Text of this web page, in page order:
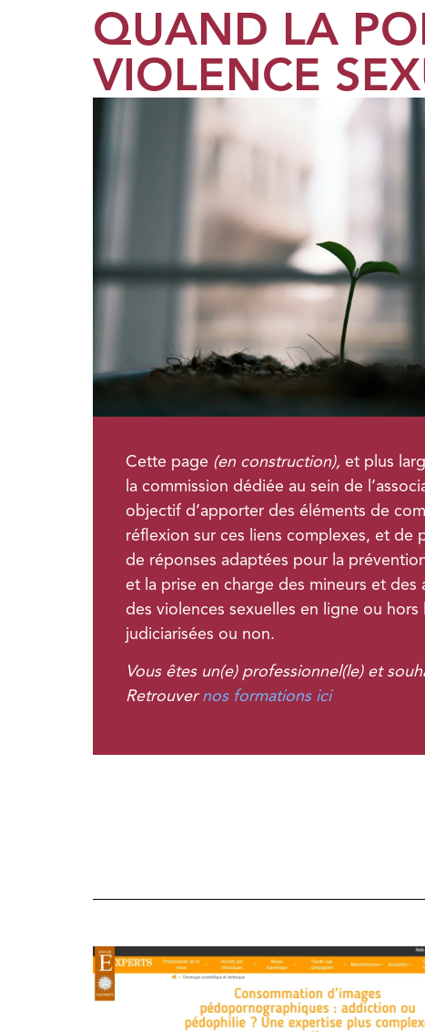
QUAND LA
VIOLENCE
Cette page (en construction), et plus
la commission dédiée au sein de
objectif d’apporter des éléments de
réflexion sur ces liens complexes, et de
de réponses adaptées pour la
et la prise en charge des mineurs et des
des violences sexuelles en ligne ou hors
judiciarisées ou non.
Vous êtes un(e) professionnel(le) et
Retrouvernos formations ici